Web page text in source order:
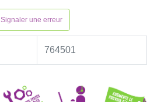
Signaler une erreur
764501